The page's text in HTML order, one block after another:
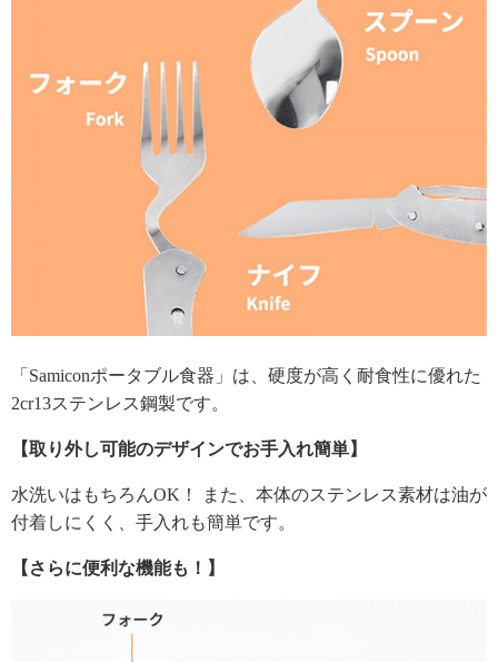
「Samiconポータブル食器」は、硬度が高く耐食性に優れた
2cr13ステンレス鋼製です。
【取り外し可能のデザインでお手入れ簡単】
水洗いはもちろんOK！ また、本体のステンレス素材は油が
付着しにくく、手入れも簡単です。
【さらに便利な機能も！】